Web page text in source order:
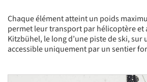
Chaque élément atteint un poids
permet leur transport par hélicoptère et
Kitzbühel, le long d’une piste de ski, sur
accessible uniquement par un sentier